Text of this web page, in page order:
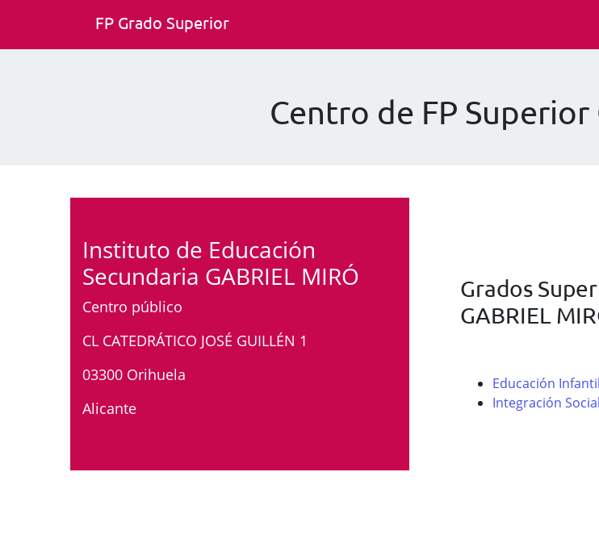
FP Grado Superior
Centro de FP Superior
Instituto de Educación
Secundaria GABRIEL MIRÓ
Centro público
CL CATEDRÁTICO JOSÉ GUILLÉN 1
03300 Orihuela
Alicante
Grados
GABRIEL
Educación Infantil
Integración Social